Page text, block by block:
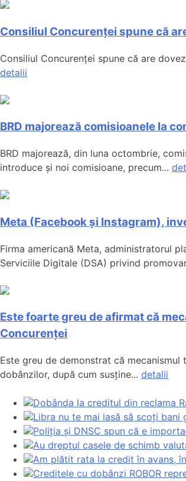
Consiliul Concurenței spune că
Consiliul Concurenței spune că are
detalii
BRD majorează comisioanele la
BRD majorează, din luna octombrie,
introduce și noi comisioane, precum...
Meta (Facebook și Instagram),
Firma americană Meta, administratorul
Serviciile Digitale (DSA) privind
Este foarte greu de afirmat că
Concurenței
Este greu de demonstrat că
dobânzilor, după cum susține... detalii
Dobânda la creditul din reclama
Libra nu te mai lasă să scoți
Poliția și DNSC spun că e
Au dreptul casele de schimb
Am plătit rata la credit în avans,
Creditele cu dobânzi ROBOR